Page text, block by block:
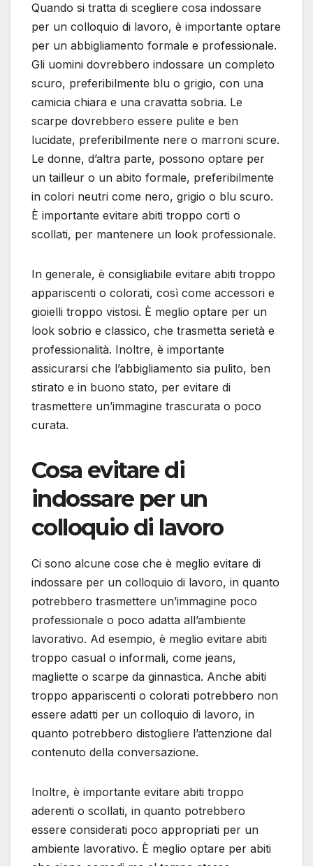
Quando si tratta di scegliere cosa indossare
per un colloquio di lavoro, è importante optare
per un abbigliamento formale e professionale.
Gli uomini dovrebbero indossare un completo
scuro, preferibilmente blu o grigio, con una
camicia chiara e una cravatta sobria. Le
scarpe dovrebbero essere pulite e ben
lucidate, preferibilmente nere o marroni scure.
Le donne, d’altra parte, possono optare per
un tailleur o un abito formale, preferibilmente
in colori neutri come nero, grigio o blu scuro.
È importante evitare abiti troppo corti o
scollati, per mantenere un look professionale.
In generale, è consigliabile evitare abiti troppo
appariscenti o colorati, così come accessori e
gioielli troppo vistosi. È meglio optare per un
look sobrio e classico, che trasmetta serietà e
professionalità. Inoltre, è importante
assicurarsi che l’abbigliamento sia pulito, ben
stirato e in buono stato, per evitare di
trasmettere un’immagine trascurata o poco
curata.
Cosa evitare di
indossare per un
colloquio di lavoro
Ci sono alcune cose che è meglio evitare di
indossare per un colloquio di lavoro, in quanto
potrebbero trasmettere un’immagine poco
professionale o poco adatta all’ambiente
lavorativo. Ad esempio, è meglio evitare abiti
troppo casual o informali, come jeans,
magliette o scarpe da ginnastica. Anche abiti
troppo appariscenti o colorati potrebbero non
essere adatti per un colloquio di lavoro, in
quanto potrebbero distogliere l’attenzione dal
contenuto della conversazione.
Inoltre, è importante evitare abiti troppo
aderenti o scollati, in quanto potrebbero
essere considerati poco appropriati per un
ambiente lavorativo. È meglio optare per abiti